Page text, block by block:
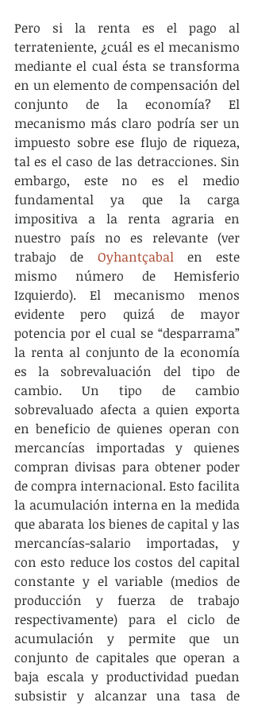
Pero si la renta es el pago al
terrateniente, ¿cuál es el mecanismo
mediante el cual ésta se transforma
en un elemento de compensación del
conjunto de la economía? El
mecanismo más claro podría ser un
impuesto sobre ese flujo de riqueza,
tal es el caso de las detracciones. Sin
embargo, este no es el medio
fundamental ya que la carga
impositiva a la renta agraria en
nuestro país no es relevante (ver
trabajo de Oyhantçabal en este
mismo número de Hemisferio
Izquierdo). El mecanismo menos
evidente pero quizá de mayor
potencia por el cual se “desparrama”
la renta al conjunto de la economía
es la sobrevaluación del tipo de
cambio. Un tipo de cambio
sobrevaluado afecta a quien exporta
en beneficio de quienes operan con
mercancías importadas y quienes
compran divisas para obtener poder
de compra internacional. Esto facilita
la acumulación interna en la medida
que abarata los bienes de capital y las
mercancías-salario importadas, y
con esto reduce los costos del capital
constante y el variable (medios de
producción y fuerza de trabajo
respectivamente) para el ciclo de
acumulación y permite que un
conjunto de capitales que operan a
baja escala y productividad puedan
subsistir y alcanzar una tasa de